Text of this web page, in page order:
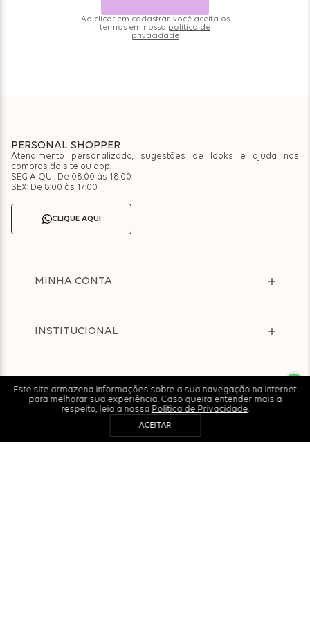
Este site armazena informações sobre a sua navegação na Internet
para melhorar sua experiência. Caso queira entender mais a
respeito, leia a nossa Política de Privacidade.
ACEITAR
Ao clicar em cadastrar, você aceita os
termos em nossa política de
privacidade
PERSONAL SHOPPER
Atendimento personalizado, sugestões de looks e ajuda nas
compras do site ou app.
SEG A QUI: De 08:00 às 18:00
SEX: De 8:00 às 17:00
CLIQUE AQUI
MINHA CONTA
INSTITUCIONAL